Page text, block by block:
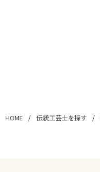
HOME 伝統工芸士を探す